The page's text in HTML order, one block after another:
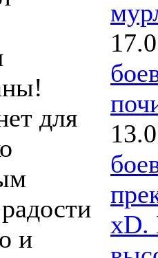
для
и
xD.